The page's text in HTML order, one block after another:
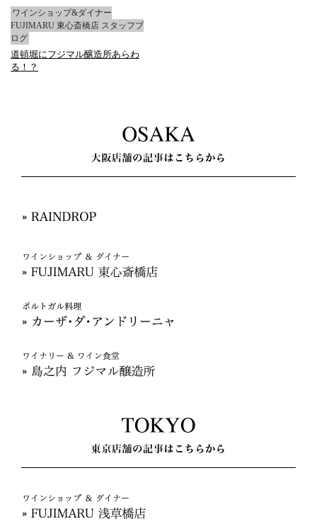
ワインショップ&ダイナー
FUJIMARU 東心斎橋店 スタッフブ
ログ
道頓堀にフジマル醸造所あらわ
る！？